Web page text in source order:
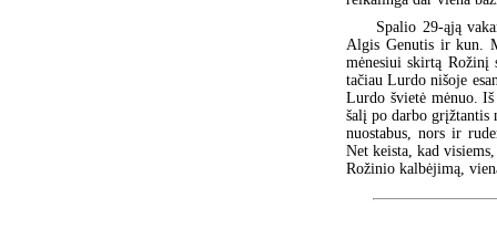
Spalio 29-ąją
Algis Genutis ir kun.
mėnesiui skirtą Rožinį
tačiau Lurdo nišoje
Lurdo švietė mėnuo.
šalį po darbo grįžtantis
nuostabus, nors ir
Net keista, kad
Rožinio kalbėjimą,